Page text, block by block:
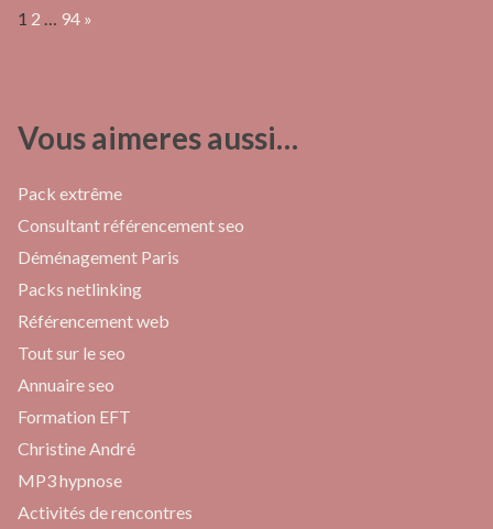
Page:
1 2 … 94 Next
»
Vous aimeres aussi…
Pack extrême
Consultant référencement seo
Déménagement Paris
Packs netlinking
Référencement web
Tout sur le seo
Annuaire seo
Formation EFT
Christine André
MP3 hypnose
Activités de rencontres